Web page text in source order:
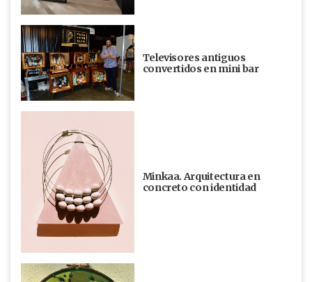
Televisores antiguos
convertidos en mini bar
Minkaa. Arquitectura en
concreto con identidad